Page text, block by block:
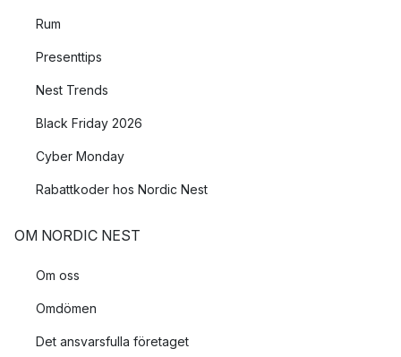
Rum
Presenttips
Nest Trends
Black Friday 2026
Cyber Monday
Rabattkoder hos Nordic Nest
OM NORDIC NEST
Om oss
Omdömen
Det ansvarsfulla företaget